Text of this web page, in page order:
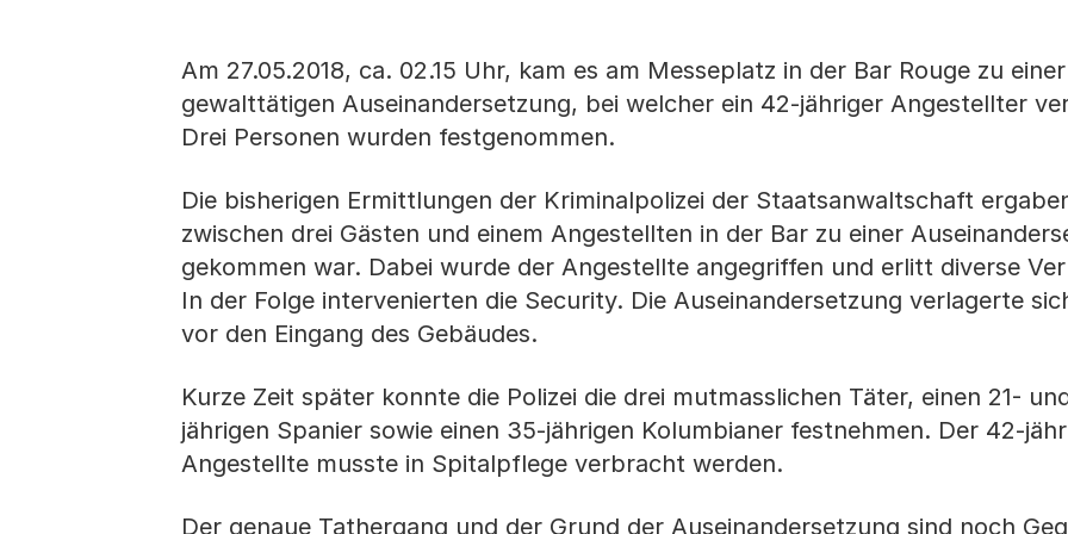
Am 27.05.2018, ca. 02.15 Uhr, kam es am Messeplatz in der Bar Rouge zu einer
gewalttätigen Auseinandersetzung, bei welcher ein 42-jähriger Angestellter
Drei Personen wurden festgenommen.
Die bisherigen Ermittlungen der Kriminalpolizei der Staatsanwaltschaft
zwischen drei Gästen und einem Angestellten in der Bar zu einer
gekommen war. Dabei wurde der Angestellte angegriffen und erlitt diverse
In der Folge intervenierten die Security. Die Auseinandersetzung verlagerte
vor den Eingang des Gebäudes.
Kurze Zeit später konnte die Polizei die drei mutmasslichen Täter, einen 21-
jährigen Spanier sowie einen 35-jährigen Kolumbianer festnehmen. Der 42-
Angestellte musste in Spitalpflege verbracht werden.
Der genaue Tathergang und der Grund der Auseinandersetzung sind noch